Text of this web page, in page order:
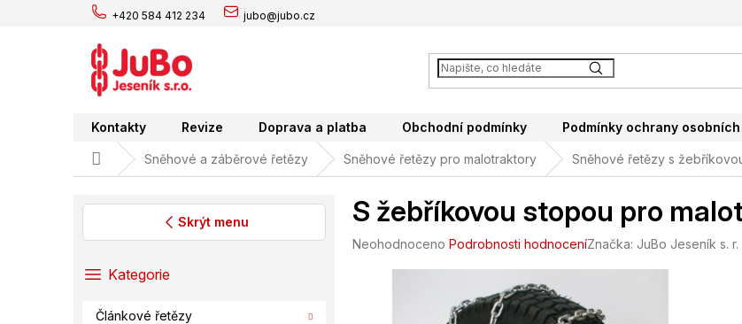
+420 584 412 234 jubo@jubo.cz
Kontakty Revize Doprava a platba Obchodní podmínky Podmínky ochrany
Domů Sněhové a záběrové řetězy Sněhové řetězy pro malotraktory Sněhové řetězy s
Skrýt menu
PřeskočitKategorie
Článkové řetězy
S žebříkovou stopou pro
Průměrné
Neohodnoceno Podrobnosti hodnoceníZnačka: JuBo Jeseník s. r.